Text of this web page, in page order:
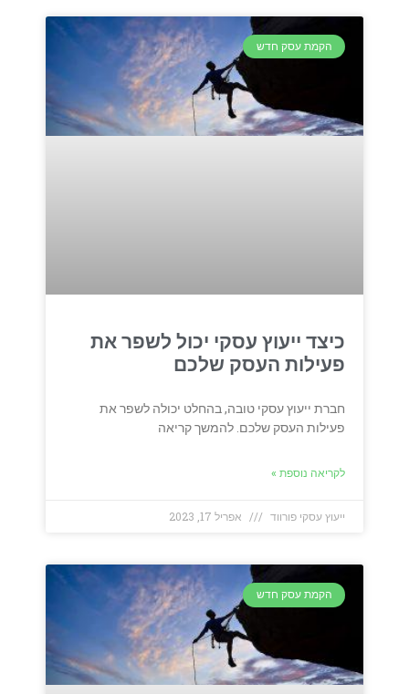
הקמת עסק חדש
כיצד ייעוץ עסקי יכול לשפר את
פעילות העסק שלכם
חברת ייעוץ עסקי טובה, בהחלט יכולה לשפר את
פעילות העסק שלכם. להמשך קריאה
לקריאה נוספת »
ייעוץ עסקי פורווד אפריל 17, 2023
הקמת עסק חדש